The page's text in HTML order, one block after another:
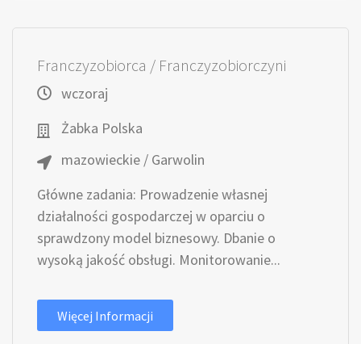
Franczyzobiorca / Franczyzobiorczyni
wczoraj
Żabka Polska
mazowieckie / Garwolin
Główne zadania: Prowadzenie własnej
działalności gospodarczej w oparciu o
sprawdzony model biznesowy. Dbanie o
wysoką jakość obsługi. Monitorowanie...
Więcej Informacji